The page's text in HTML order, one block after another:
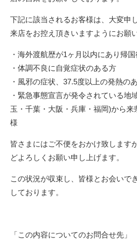
下記に該当されるお客様は、大変申
来店をお控え頂きいますようにお願
・海外渡航歴が1ヶ月以内にあり帰
・体調不良に自覚症状のある方
・風邪の症状、37.5度以上の発熱の
・緊急事態宣言が発令されている地
玉・千葉・大阪・兵庫・福岡)から来
様
皆さまにはご不便をおかけ致します
どよろしくお願い申し上げます。
この状況が収束し、皆様とお会いで
しております。
「この内容についてのお問合せ先」